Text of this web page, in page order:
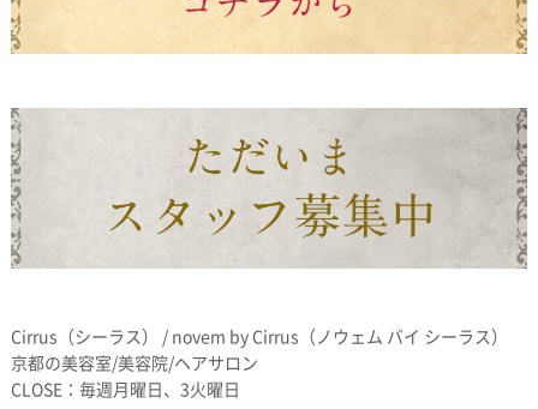
Cirrus（シーラス） / novem by Cirrus（ノウェム バイ シーラス）
京都の美容室/美容院/ヘアサロン
CLOSE：毎週月曜日、3火曜日